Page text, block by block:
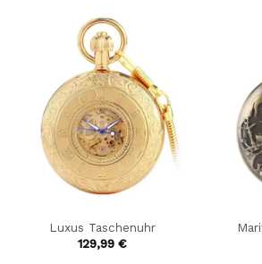
Luxus Taschenuhr
129,99 €